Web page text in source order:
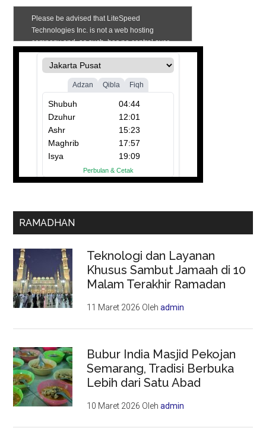
RAMADHAN
Teknologi dan Layanan
Khusus Sambut Jamaah di 10
Malam Terakhir Ramadan
11 Maret 2026 Olehadmin
Bubur India Masjid Pekojan
Semarang, Tradisi Berbuka
Lebih dari Satu Abad
10 Maret 2026 Olehadmin